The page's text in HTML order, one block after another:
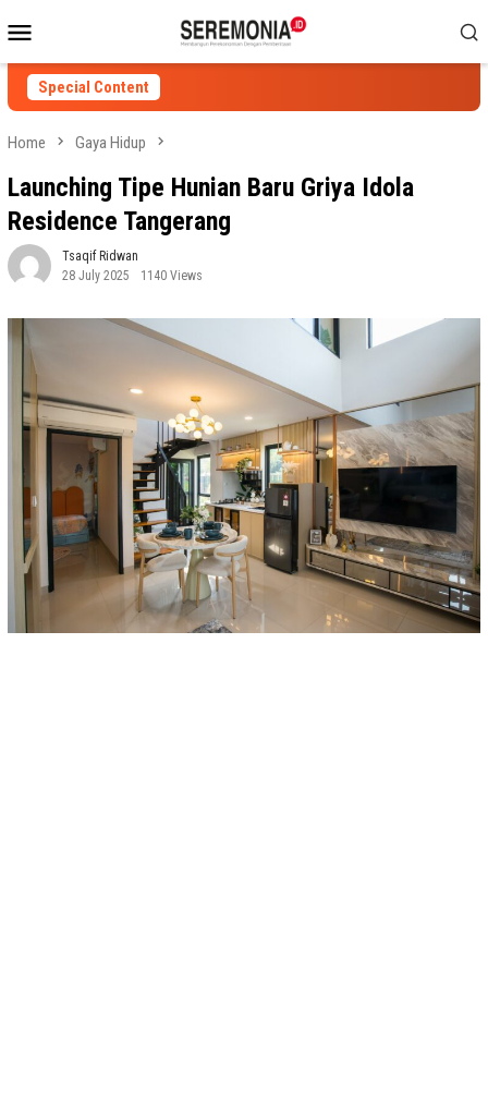
to
contentMenu
Special Content
Home Gaya Hidup
Launching Tipe Hunian Baru Griya Idola
Residence Tangerang
Tsaqif Ridwan
28 July 2025
1140 Views